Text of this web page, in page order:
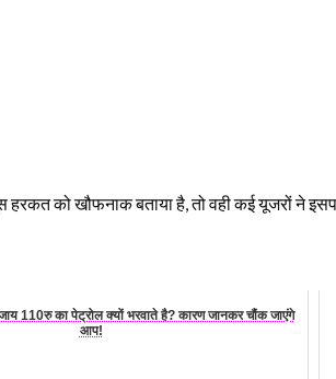
को खौफनाक बताया है, तो वही कई यूजरों ने
110रु का पेट्रोल क्यों भरवाते है? कारण जानकर चौंक जाएंगे
आप!